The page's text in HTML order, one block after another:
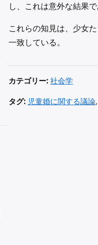
し、これは意外な結果で
これらの知見は、少女
一致している。
カテゴリー: 社会学
タグ: 児童婚に関する議論,